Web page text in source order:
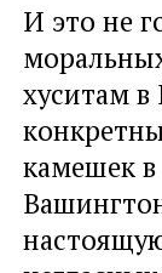
И это не
хуситам в
камешек